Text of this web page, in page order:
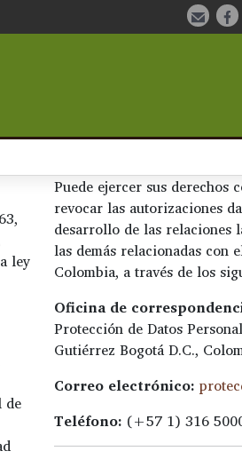
ley
de
Puede ejercer sus
revocar las autorizaciones
desarrollo de las relaciones
las demás relacionadas con
Colombia, a través de los
Oficina de
Protección de Datos
Gutiérrez Bogotá D.C.,
Correo electrónico:
Teléfono: (+57 1) 316